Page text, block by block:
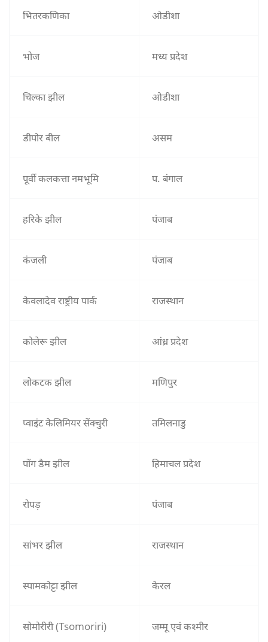
भितरकणिका ओडीशा
भोज मध्य प्रदेश
चिल्का झील ओडीशा
डीपोर बील असम
पूर्वी कलकत्ता नमभूमि प. बंगाल
हरिके झील पंजाब
कंजली पंजाब
केवलादेव राष्ट्रीय पार्क राजस्थान
कोलेरू झील आंध्र प्रदेश
लोकटक झील मणिपुर
प्वाइंट केलिमियर सेंक्चुरी तमिलनाडु
पोंग डैम झील हिमाचल प्रदेश
रोपड़ पंजाब
सांभर झील राजस्थान
स्पामकोट्टा झील केरल
सोमोरीरी (Tsomoriri) जम्मू एवं कश्मीर